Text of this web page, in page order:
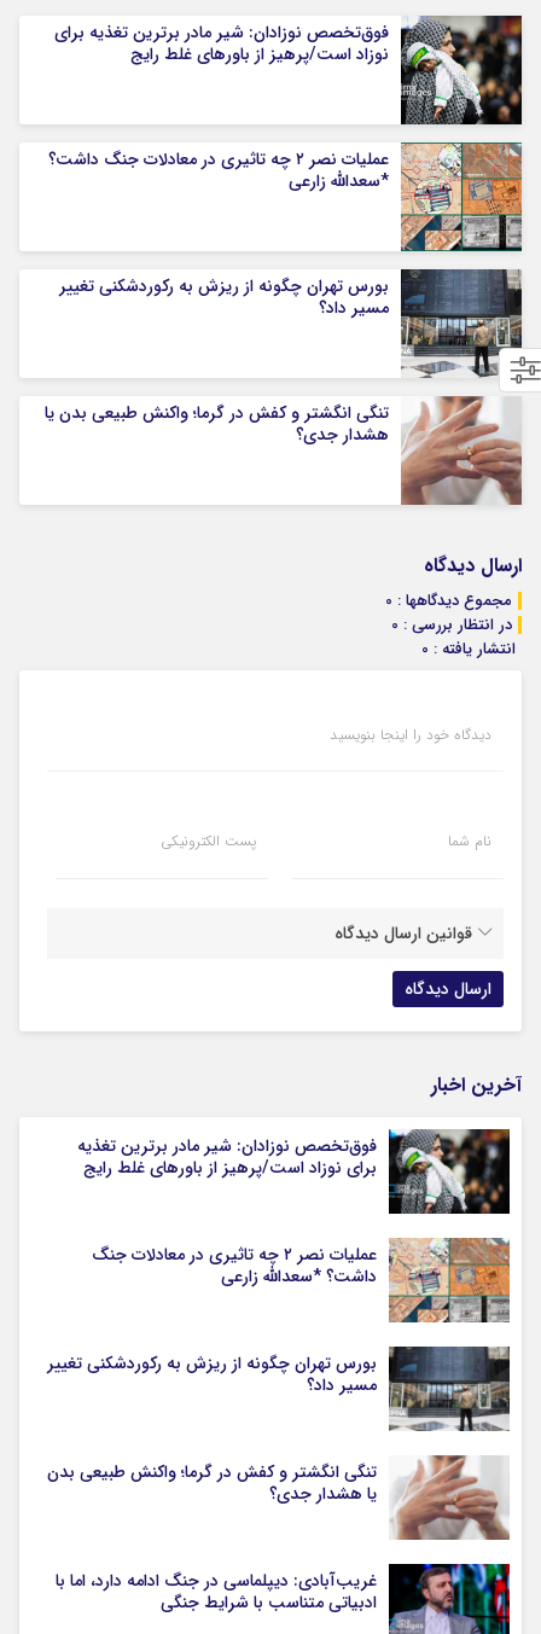
فوق‌تخصص نوزادان: شیر مادر برترین تغذیه برای
نوزاد است/پرهیز از باورهای غلط رایج
عملیات نصر ۲ چه تاثیری در معادلات جنگ داشت؟
*سعدالله زارعی
بورس تهران چگونه از ریزش به رکوردشکنی تغییر
مسیر داد؟
تنگی انگشتر و کفش در گرما؛ واکنش طبیعی بدن یا
هشدار جدی؟
ارسال دیدگاه
مجموع دیدگاهها : 0
در انتظار بررسی : 0
انتشار یافته : 0
دیدگاه خود را اینجا بنویسید
نام شما پست الکترونیکی
قوانین ارسال دیدگاه
آخرین اخبار
فوق‌تخصص نوزادان: شیر مادر برترین تغذیه
برای نوزاد است/پرهیز از باورهای غلط رایج
عملیات نصر ۲ چه تاثیری در معادلات جنگ
داشت؟ *سعدالله زارعی
بورس تهران چگونه از ریزش به رکوردشکنی تغییر
مسیر داد؟
تنگی انگشتر و کفش در گرما؛ واکنش طبیعی بدن
یا هشدار جدی؟
غریب‌آبادی: دیپلماسی در جنگ ادامه دارد، اما با
ادبیاتی متناسب با شرایط جنگی